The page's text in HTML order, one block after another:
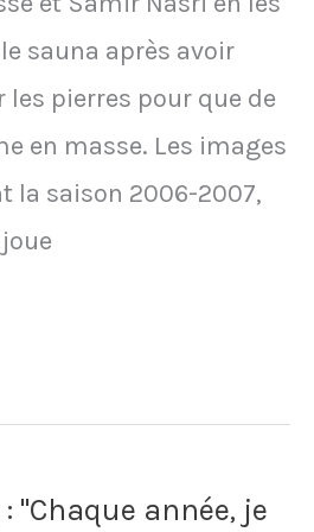
sauna après avoir
les pierres pour que de
en masse. Les images
la saison 2006-2007,
"Chaque année, je